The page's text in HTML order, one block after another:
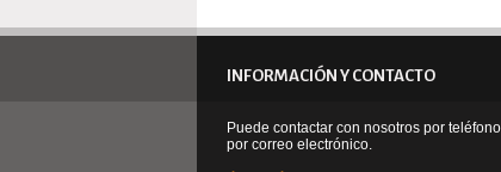
INFORMACIÓN Y CONTACTO
Puede contactar con nosotros por
por correo electrónico.